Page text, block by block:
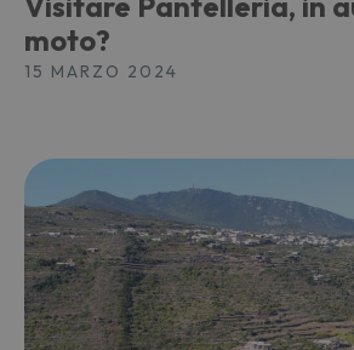
moto?
15 MARZO 2024